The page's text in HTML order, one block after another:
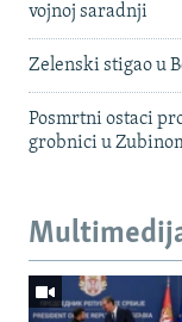
vojnoj saradnji
Zelenski stigao u
Posmrtni ostaci
grobnici u